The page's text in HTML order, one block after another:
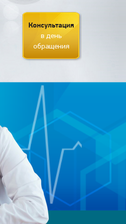
Консультация
в день
обращения